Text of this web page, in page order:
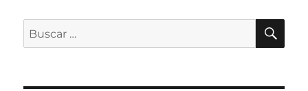
Buscar
por: